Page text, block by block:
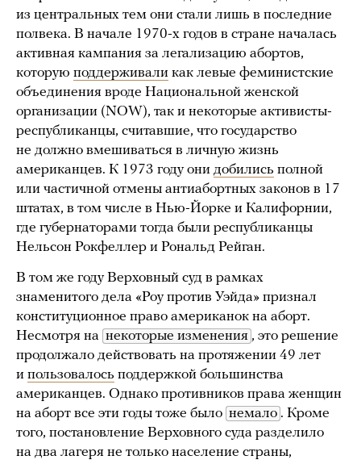
из центральных тем они стали лишь в последние
полвека. В начале 1970-х годов в стране началась
активная кампания за легализацию абортов,
которую поддерживали как левые феминистские
объединения вроде Национальной женской
организации (NOW), так и некоторые активисты-
республиканцы, считавшие, что государство
не должно вмешиваться в личную жизнь
американцев. К 1973 году они добились полной
или частичной отмены антиабортных законов в 17
штатах, в том числе в Нью-Йорке и Калифорнии,
где губернаторами тогда были республиканцы
Нельсон Рокфеллер и Рональд Рейган.
В том же году Верховный суд в рамках
знаменитого дела «Роу против Уэйда» признал
конституционное право американок на аборт.
Несмотря на некоторые изменения , это решение
продолжало действовать на протяжении 49 лет
и пользовалось поддержкой большинства
американцев. Однако противников права женщин
на аборт все эти годы тоже было немало . Кроме
того, постановление Верховного суда разделило
на два лагеря не только население страны,